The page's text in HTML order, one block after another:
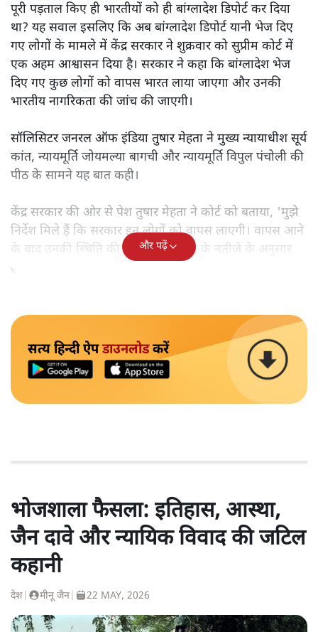
पूरी पड़ताल किए ही भारतीयों को ही बांग्लादेश डिपोर्ट कर दिया
था? यह सवाल इसलिए कि अब बांग्लादेश डिपोर्ट यानी भेज दिए
गए लोगों के मामले में केंद्र सरकार ने शुक्रवार को सुप्रीम कोर्ट में
एक अहम आश्वासन दिया है। सरकार ने कहा कि बांग्लादेश भेज
दिए गए कुछ लोगों को वापस भारत लाया जाएगा और उनकी
भारतीय नागरिकता की जांच की जाएगी।
सॉलिसिटर जनरल ऑफ इंडिया तुषार मेहता ने मुख्य न्यायाधीश सूर्य
कांत, न्यायमूर्ति जोयमल्या बागची और न्यायमूर्ति विपुल पंचोली की
पीठ के सामने यह बात कही।
केंद्र सरकार की ओर से पेश तुषार मेहता ने कोर्ट को बताया, 'मुझे
निर्देश मिले हैं कि सरकार इन लोगों को वापस लाएगी। वापस आने
के बाद उनकी स्थिति की जाँच होगी। जाँच के नतीजे के अनुसार
आगे क़दम उठाए जाएंगे।'
और पढ़ें
सत्य हिन्दी ऐपडाउनलोडकरें
भोजशाला फैसला: इतिहास, आस्था,
जैन दावे और न्यायिक विवाद की जटिल
कहानी
देश मीनू जैन 22 MAY, 2026